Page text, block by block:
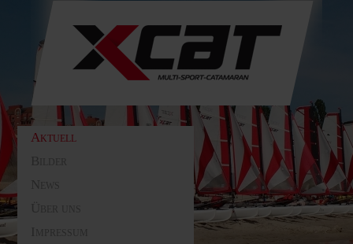
Aktuell